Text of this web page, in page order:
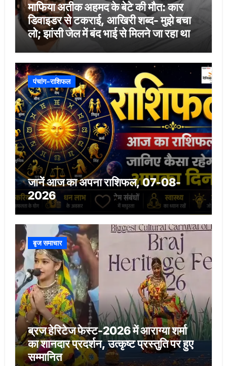
माफिया अतीक अहमद के बेटे की मौत: कार
डिवाइडर से टकराई, आखिरी शब्द- मुझे बचा
लो; झांसी जेल में बंद भाई से मिलने जा रहा था
पंचांग-राशिफल
जानें आज का अपना राशिफल, 07-08-
2026
बृज समाचार
ब्रज हेरिटेज फेस्ट-2026 में आराग्या शर्मा
का शानदार प्रदर्शन, उत्कृष्ट प्रस्तुति पर हुए
सम्मानित